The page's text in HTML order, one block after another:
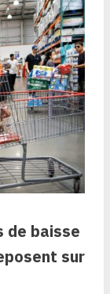
de baisse
sur